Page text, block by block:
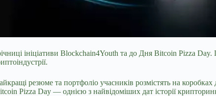
ініціативи Blockchain4Youth та до Дня Bitcoin Pizza Day.
резюме та портфоліо учасників розмістять на
Pizza Day — однією з найвідоміших дат історії